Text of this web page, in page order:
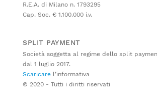
R.E.A. di Milano n. 1793295
Cap. Soc. € 1.100.000 i.v.
SPLIT PAYMENT
Società soggetta al regime dello split
dal 1 luglio 2017.
Scaricare l’informativa
© 2020 - Tutti i diritti riservati